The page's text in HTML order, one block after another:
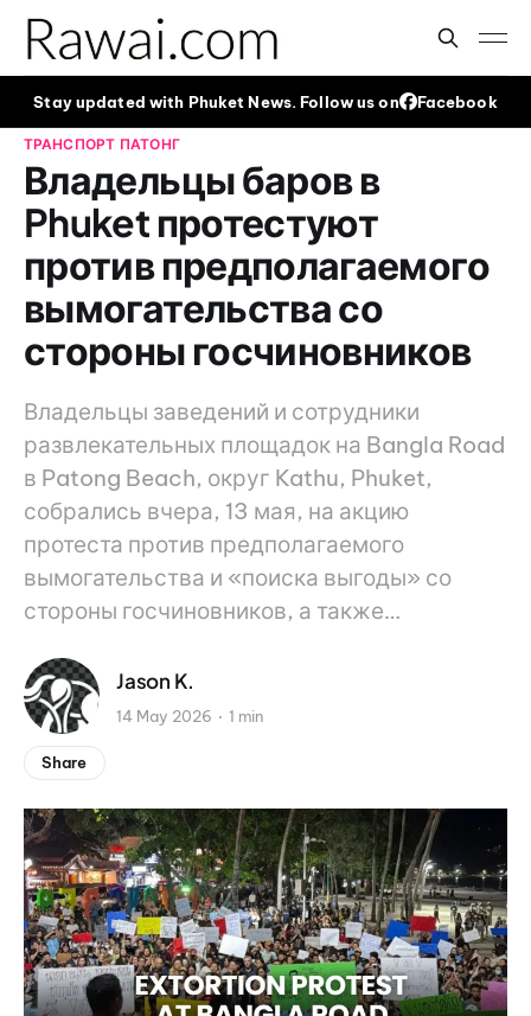
Stay updated with Phuket News. Follow us on Facebook
ТРАНСПОРТ ПАТОНГ
Владельцы баров в
Phuket протестуют
против предполагаемого
вымогательства со
стороны госчиновников
Владельцы заведений и сотрудники
развлекательных площадок на Bangla Road
в Patong Beach, округ Kathu, Phuket,
собрались вчера, 13 мая, на акцию
протеста против предполагаемого
вымогательства и «поиска выгоды» со
стороны госчиновников, а также…
Jason K.
14 May 2026 1 min
Share